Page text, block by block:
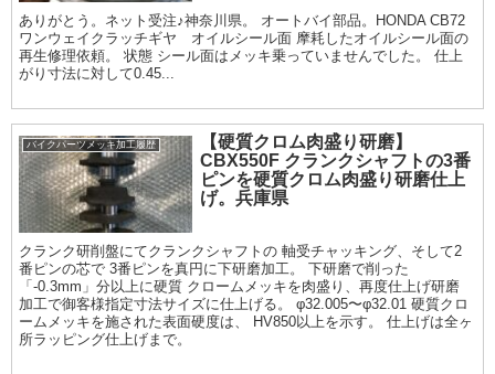
ありがとう。ネット受注♪神奈川県。 オートバイ部品。HONDA CB72
ワンウェイクラッチギヤ オイルシール面 摩耗したオイルシール面の
再生修理依頼。 状態 シール面はメッキ乗っていませんでした。 仕上
がり寸法に対して0.45...
バイクパーツメッキ加工履歴
【硬質クロム肉盛り研磨】
CBX550F クランクシャフトの3番
ピンを硬質クロム肉盛り研磨仕上
げ。兵庫県
クランク研削盤にてクランクシャフトの 軸受チャッキング、そして2
番ピンの芯で 3番ピンを真円に下研磨加工。 下研磨で削った
「-0.3mm」分以上に硬質 クロームメッキを肉盛り、再度仕上げ研磨
加工で御客様指定寸法サイズに仕上げる。 φ32.005〜φ32.01 硬質クロ
ームメッキを施された表面硬度は、 HV850以上を示す。 仕上げは全ヶ
所ラッピング仕上げまで。